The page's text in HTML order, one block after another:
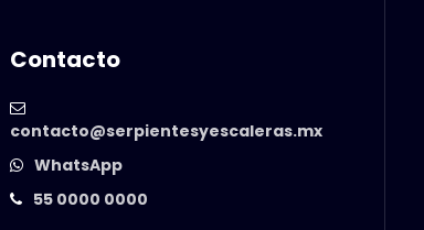
Contacto
contacto@serpientesyescaleras.mx
WhatsApp
55 0000 0000